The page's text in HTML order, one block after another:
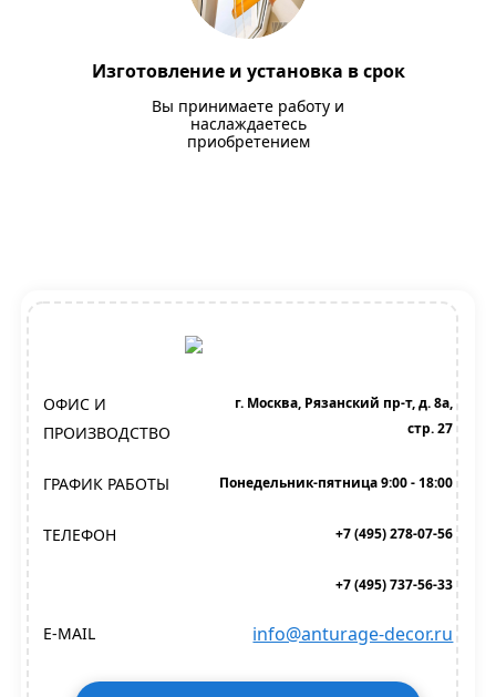
Изготовление и установка в срок
Вы принимаете работу и
наслаждаетесь
приобретением
ОФИС И
ПРОИЗВОДСТВО
г. Москва, Рязанский пр-т, д. 8а,
стр. 27
ГРАФИК РАБОТЫ Понедельник-пятница 9:00 - 18:00
ТЕЛЕФОН +7 (495) 278-07-56
+7 (495) 737-56-33
E-MAIL info@anturage-decor.ru